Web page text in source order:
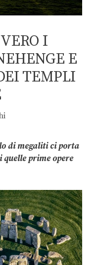
I
E
TEMPLI
di megaliti ci porta
prime opere